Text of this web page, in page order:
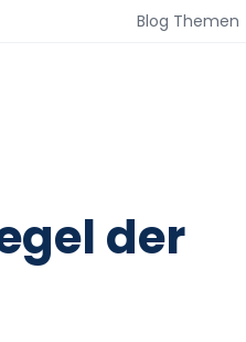
Blog Themen
der